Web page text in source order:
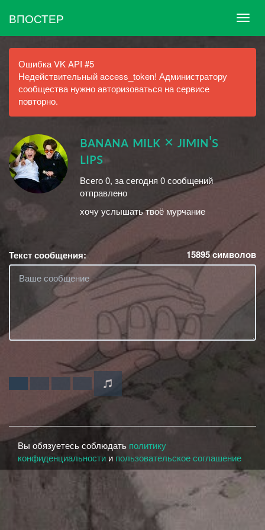
ВПОСТЕР
Ошибка VK API #5
Недействительный access_token! Администратору
сообщества нужно авторизоваться на сервисе
повторно.
ʙᴀɴᴀɴᴀ ᴍɪʟᴋ × ᴊɪᴍɪɴ's
ʟɪᴘs
Всего 0, за сегодня 0 сообщений
отправлено
хочу услышать твоё мурчание
Текст сообщения: 15895символов
Вы обязуетесь соблюдать политику
конфиденциальности и пользовательское соглашение